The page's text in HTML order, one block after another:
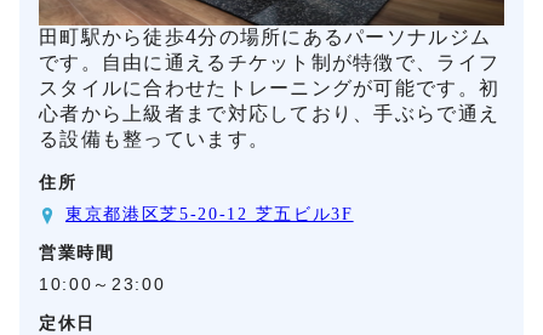
田町駅から徒歩4分の場所にあるパーソナルジム
です。自由に通えるチケット制が特徴で、ライフ
スタイルに合わせたトレーニングが可能です。初
心者から上級者まで対応しており、手ぶらで通え
る設備も整っています。
住所
東京都港区芝5-20-12 芝五ビル3F
営業時間
10:00～23:00
定休日